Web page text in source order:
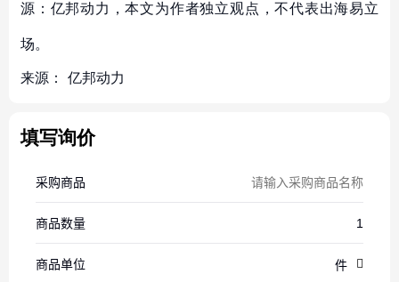
源：亿邦动力，本文为作者独立观点，不代表出海易立
场。
来源： 亿邦动力
填写询价